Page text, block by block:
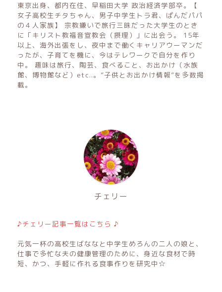
東京出身、都内在住、早稲田大学 政治経済学部卒。【
女子高校生チタちゃん、男子中学生トラ君、ぱんだパパ
の４人家族】 宗教嫌いで旅行三昧だった大学生のとき
に「キリスト教福音宣教会（摂理）」に出会う。 15年
以上、海外出張をし、夜中まで働くキャリアウーマンだ
ったが、子育てを機に、今はテレワークで自分を作り
中。 趣味は旅行、陶芸、食べること、お出かけ（水族
館、博物館など）etc..。”子供とお出かけ情報”を多数掲
載。
チェリー
♪チェリー記事一覧はこちら ♪
元気一杯の高校生ばななと中学生めろんの二人の娘と、
仕事で多忙な夫の健康管理のために、身近な食材で時
短、かつ、手軽に作れる食事作りを研究中☆